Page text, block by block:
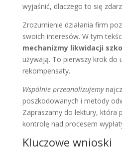
wyjaśnić, dlaczego to się
Zrozumienie działania firm
swoich interesów. W tym
mechanizmy likwidacji
używają. To pierwszy krok do
rekompensaty.
Wspólnie przeanalizujemy
poszkodowanych i metody
Zapraszamy do lektury, która
kontrolę nad procesem
Kluczowe wnioski